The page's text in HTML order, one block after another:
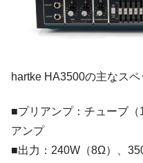
hartke HA3500の主なスペ
■プリアンプ：チューブ
アンプ
■出力：240W（8Ω）、